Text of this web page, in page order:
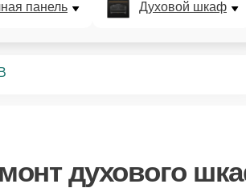
панель Духовой шкаф
духового